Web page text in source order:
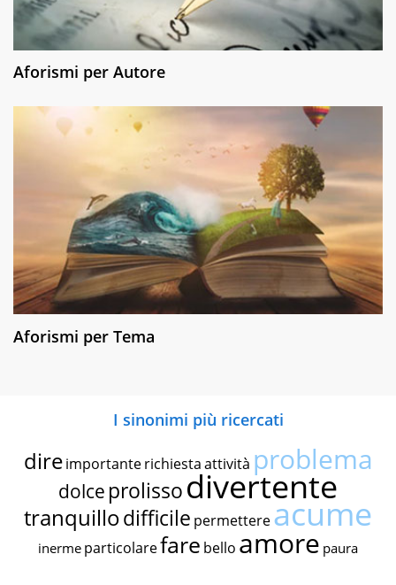
Aforismi per Autore
Aforismi per Tema
I sinonimi più ricercati
dire importante richiestaattività problema
dolce prolissodivertente
tranquillodifficile permettereacume
inerme particolarefare bello amore paura